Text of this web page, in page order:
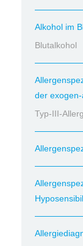
Alkohol im
Blutalkohol
der exogen-
Typ-III-